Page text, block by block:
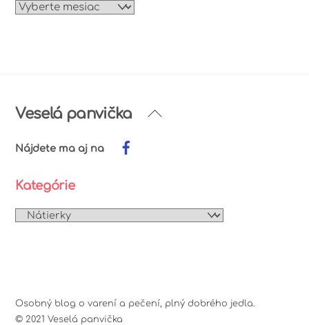
alebo
Back
Veselá panvička
Nájdete ma aj na
Kategórie
Kategórie
Osobný blog o varení a pečení, plný dobrého jedla.
© 2021 Veselá panvička